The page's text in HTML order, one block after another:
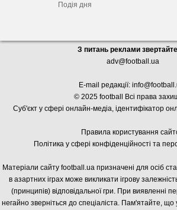
Подія дня
З питань реклами
adv@football.ua
E-mail редакції:
© 2025 football Всі права
Суб'єкт у сфері онлайн-медіа, ідентифікатор
Правила користування
Політика у сфері конфіденційності та
Матеріали сайту football.ua призначені для осіб
в азартних іграх може викликати ігрову
(принципів) відповідальної гри. При виявленні
негайно зверніться до спеціаліста. Пам'ятайте, що